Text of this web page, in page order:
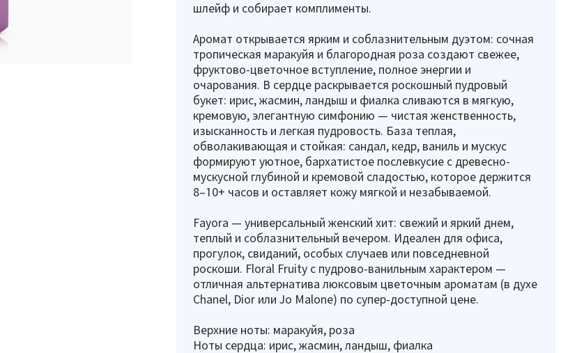
шлейф и собирает комплименты.
Аромат открывается ярким и соблазнительным дуэтом: сочная
тропическая маракуйя и благородная роза создают свежее,
фруктово-цветочное вступление, полное энергии и
очарования. В сердце раскрывается роскошный пудровый
букет: ирис, жасмин, ландыш и фиалка сливаются в мягкую,
кремовую, элегантную симфонию — чистая женственность,
изысканность и легкая пудровость. База теплая,
обволакивающая и стойкая: сандал, кедр, ваниль и мускус
формируют уютное, бархатистое послевкусие с древесно-
мускусной глубиной и кремовой сладостью, которое держится
8–10+ часов и оставляет кожу мягкой и незабываемой.
Fayora — универсальный женский хит: свежий и яркий днем,
теплый и соблазнительный вечером. Идеален для офиса,
прогулок, свиданий, особых случаев или повседневной
роскоши. Floral Fruity с пудрово-ванильным характером —
отличная альтернатива люксовым цветочным ароматам (в духе
Chanel, Dior или Jo Malone) по супер-доступной цене.
Верхние ноты: маракуйя, роза
Ноты сердца: ирис, жасмин, ландыш, фиалка